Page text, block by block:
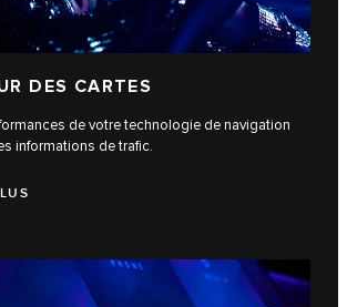
DES CARTES
de votre technologie de navigation
informations de trafic.